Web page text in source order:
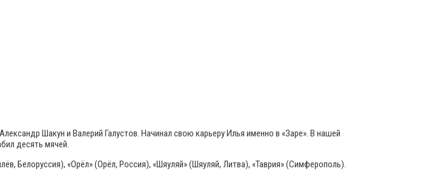
Шакун и Валерий Галустов. Начинал свою карьеру Илья именно в «Заре». В нашей
десять мячей.
Белоруссия), «Орёл» (Орёл, Россия), «Шяуляй» (Шяуляй, Литва), «Таврия» (Симферополь).